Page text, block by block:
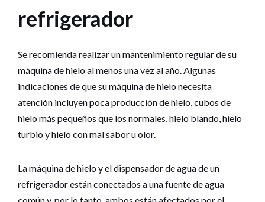
refrigerador
Se recomienda realizar un mantenimiento regular de su
máquina de hielo al menos una vez al año. Algunas
indicaciones de que su máquina de hielo necesita
atención incluyen poca producción de hielo, cubos de
hielo más pequeños que los normales, hielo blando, hielo
turbio y hielo con mal sabor u olor.
La máquina de hielo y el dispensador de agua de un
refrigerador están conectados a una fuente de agua